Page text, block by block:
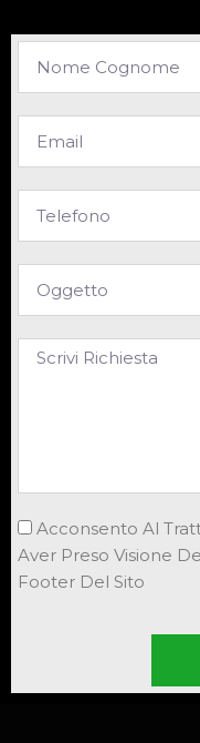
Acconsento Al
Aver Preso Visione
Footer Del Sito